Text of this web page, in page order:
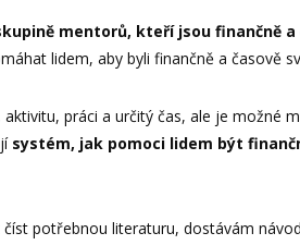
mentorů, kteří jsou finančně a
lidem, aby byli finančně a časově
práci a určitý čas, ale je možné
systém, jak pomoci lidem být
potřebnou literaturu, dostávám